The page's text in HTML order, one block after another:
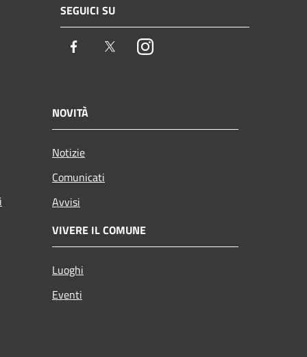
SEGUICI SU
Facebook TwitterInstagram
NOVITÀ
Notizie
Comunicati
Avvisi
VIVERE IL COMUNE
Luoghi
Eventi